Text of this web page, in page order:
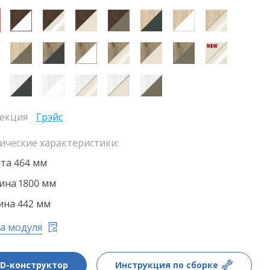
Грэйс
характеристики:
464 мм
1800 мм
442 мм
модуля
конструктор Инструкция по сборке